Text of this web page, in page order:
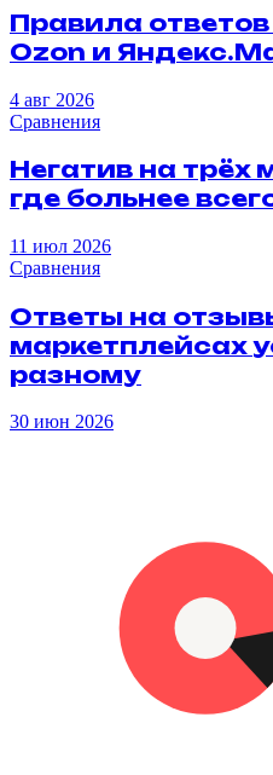
Правила ответов
Ozon и Яндекс.
4 авг 2026
Сравнения
Негатив на трёх
где больнее
11 июл 2026
Сравнения
Ответы на
маркетплейсах
разному
30 июн 2026